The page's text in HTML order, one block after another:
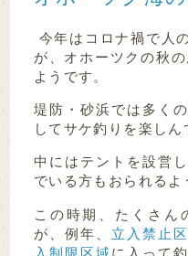
今年はコロナ禍で人
が、オホーツクの秋
ようです。
堤防・砂浜では多く
してサケ釣りを楽しん
中にはテントを設営
でいる方もおられるよ
この時期、たくさん
が、例年、 立入禁止
入制限区域に入って